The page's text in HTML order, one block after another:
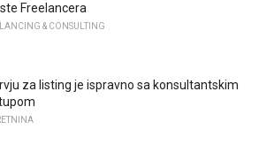
Freelancera
& CONSULTING
za listing je ispravno sa konsultantskim